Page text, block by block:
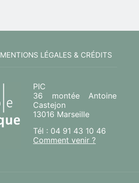
MENTIONS LÉGALES & CRÉDITS
PIC
36 montée Antoine
Castejon
13016 Marseille
Tél : 04 91 43 10 46
Comment venir ?